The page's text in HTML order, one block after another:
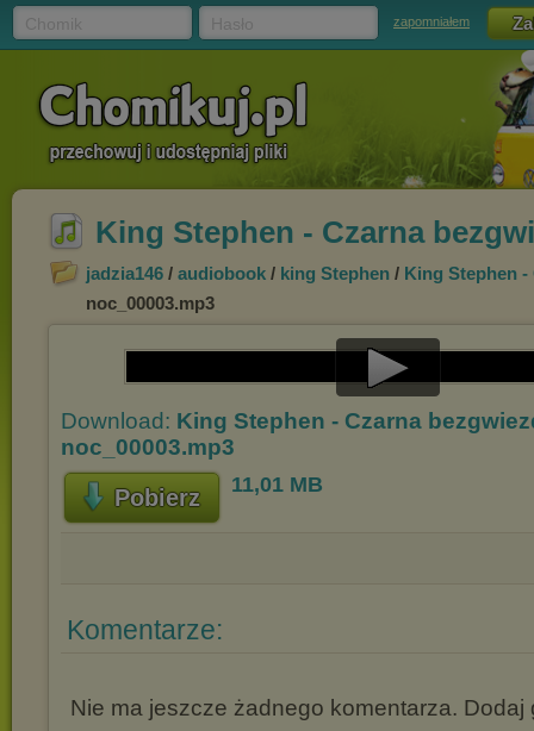
zapomniałem
King Stephen - Czarna
jadzia146 / audiobook / king Stephen / King Stephen
noc_00003.mp3
Play
Download: King Stephen - Czarna
noc_00003.mp3
Pobierz 11,01 MB
Komentarze:
Nie ma jeszcze żadnego komentarza. Dodaj